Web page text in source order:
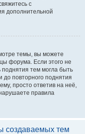
с
дополнительной
темы, вы можете
форума. Если этого не
поднятия тем могла быть
до повторного поднятия
просто ответив на неё,
правила
создаваемых тем